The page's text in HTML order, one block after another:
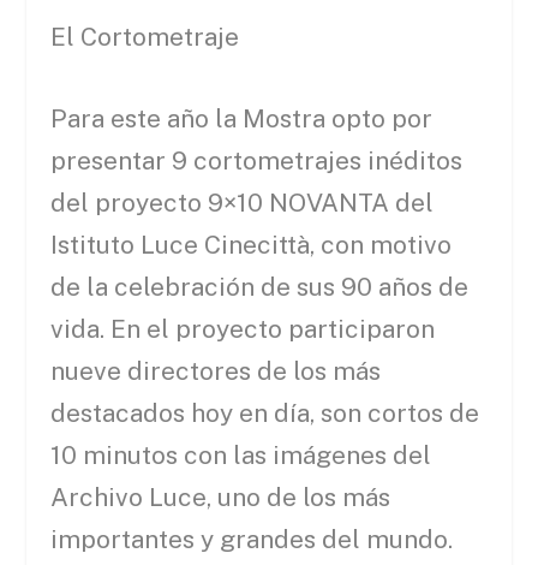
El Cortometraje
Para este año la Mostra opto por
presentar 9 cortometrajes inéditos
del proyecto 9×10 NOVANTA del
Istituto Luce Cinecittà, con motivo
de la celebración de sus 90 años de
vida. En el proyecto participaron
nueve directores de los más
destacados hoy en día, son cortos de
10 minutos con las imágenes del
Archivo Luce, uno de los más
importantes y grandes del mundo.